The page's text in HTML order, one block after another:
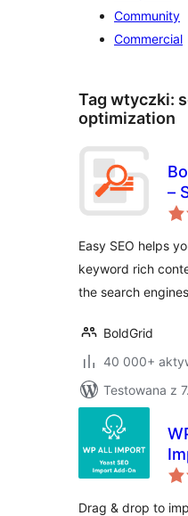
Community
Commercial
Tag wtyczki:
optimization
–
Easy SEO helps
keyword rich
the search
BoldGrid
40 000+
Testowana z
Drag & drop to